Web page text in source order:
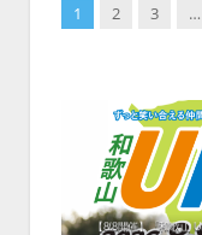
1 2 3 …
【8/8開催】「和歌山